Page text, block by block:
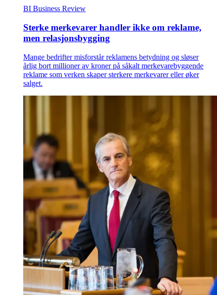
BI Business Review
Sterke merkevarer handler ikke om reklame,
men relasjonsbygging
Mange bedrifter misforstår reklamens betydning og sløser
årlig bort millioner av kroner på såkalt merkevarebyggende
reklame som verken skaper sterkere merkevarer eller øker
salget.